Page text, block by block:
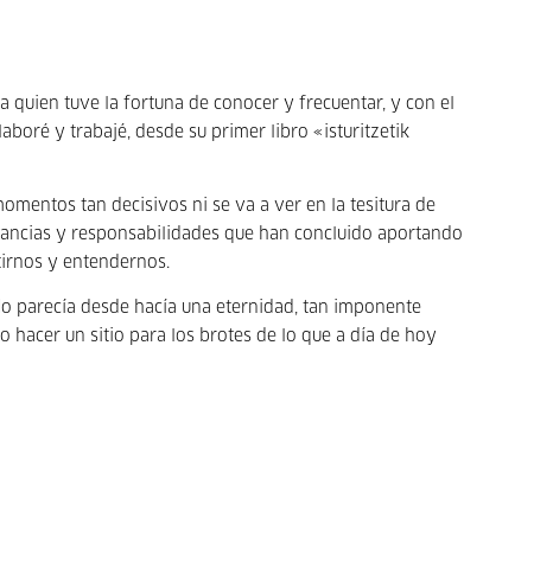
tuve la fortuna de conocer y frecuentar, y con el
y trabajé, desde su primer libro «isturitzetik
tan decisivos ni se va a ver en la tesitura de
y responsabilidades que han concluido aportando
y entendernos.
parecía desde hacía una eternidad, tan imponente
hacer un sitio para los brotes de lo que a día de hoy